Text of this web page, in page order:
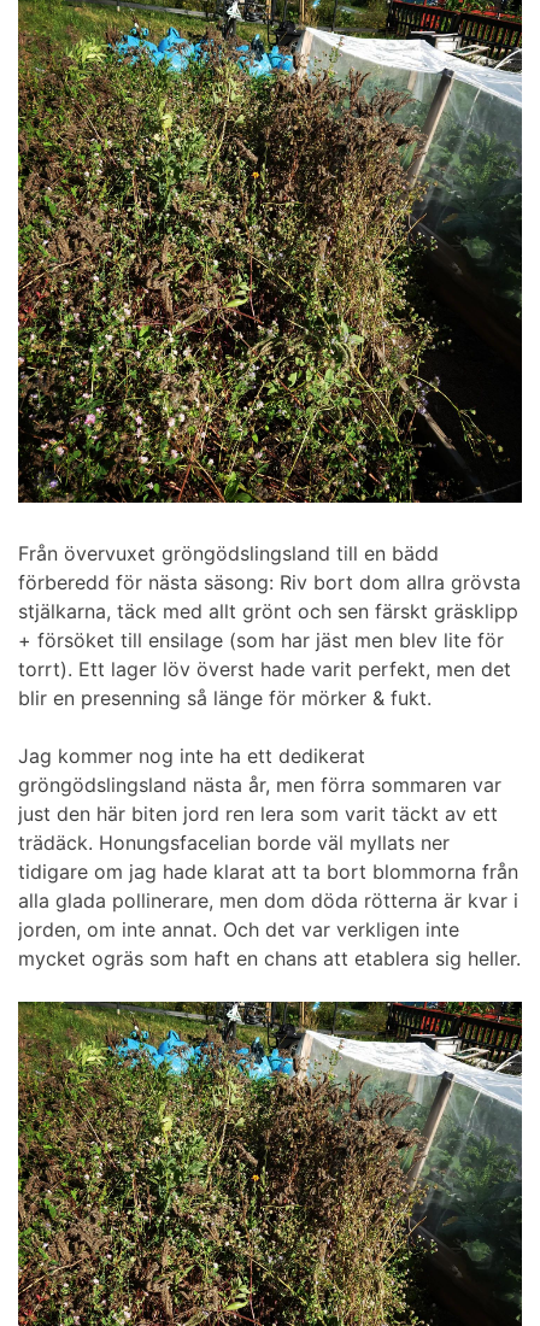
Från övervuxet gröngödslingsland till en bädd
förberedd för nästa säsong: Riv bort dom allra grövsta
stjälkarna, täck med allt grönt och sen färskt gräsklipp
+ försöket till ensilage (som har jäst men blev lite för
torrt). Ett lager löv överst hade varit perfekt, men det
blir en presenning så länge för mörker & fukt.
Jag kommer nog inte ha ett dedikerat
gröngödslingsland nästa år, men förra sommaren var
just den här biten jord ren lera som varit täckt av ett
trädäck. Honungsfacelian borde väl myllats ner
tidigare om jag hade klarat att ta bort blommorna från
alla glada pollinerare, men dom döda rötterna är kvar i
jorden, om inte annat. Och det var verkligen inte
mycket ogräs som haft en chans att etablera sig heller.